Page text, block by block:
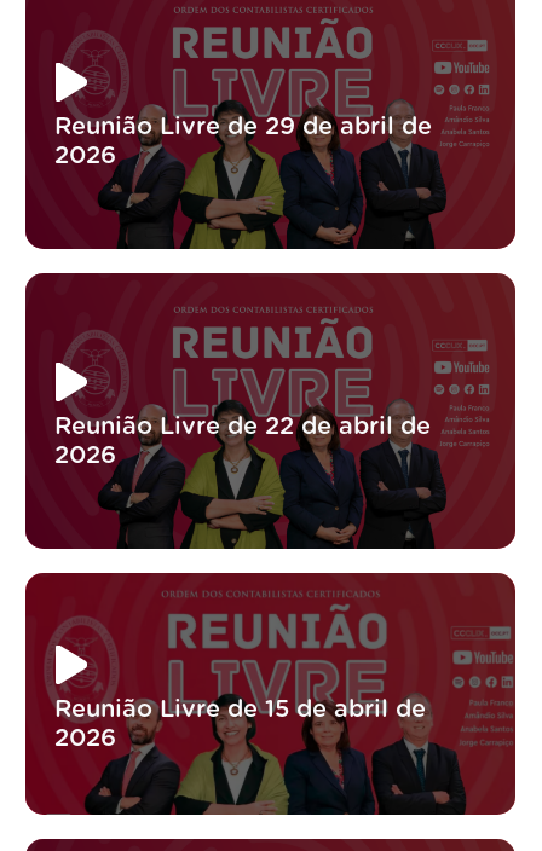
Reunião Livre de 29 de abril de
2026
Reunião Livre de 22 de abril de
2026
Reunião Livre de 15 de abril de
2026